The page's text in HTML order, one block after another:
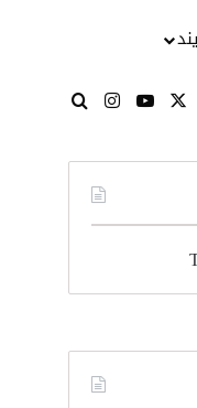
‫X
‫YouTube
انستقرامبحث عن